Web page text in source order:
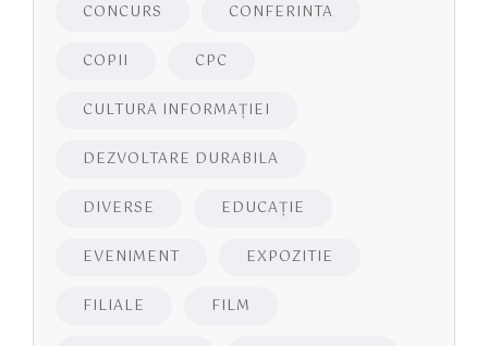
CONCURS CONFERINTA
COPII CPC
CULTURA INFORMAŢIEI
DEZVOLTARE DURABILA
DIVERSE EDUCAŢIE
EVENIMENT EXPOZITIE
FILIALE FILM